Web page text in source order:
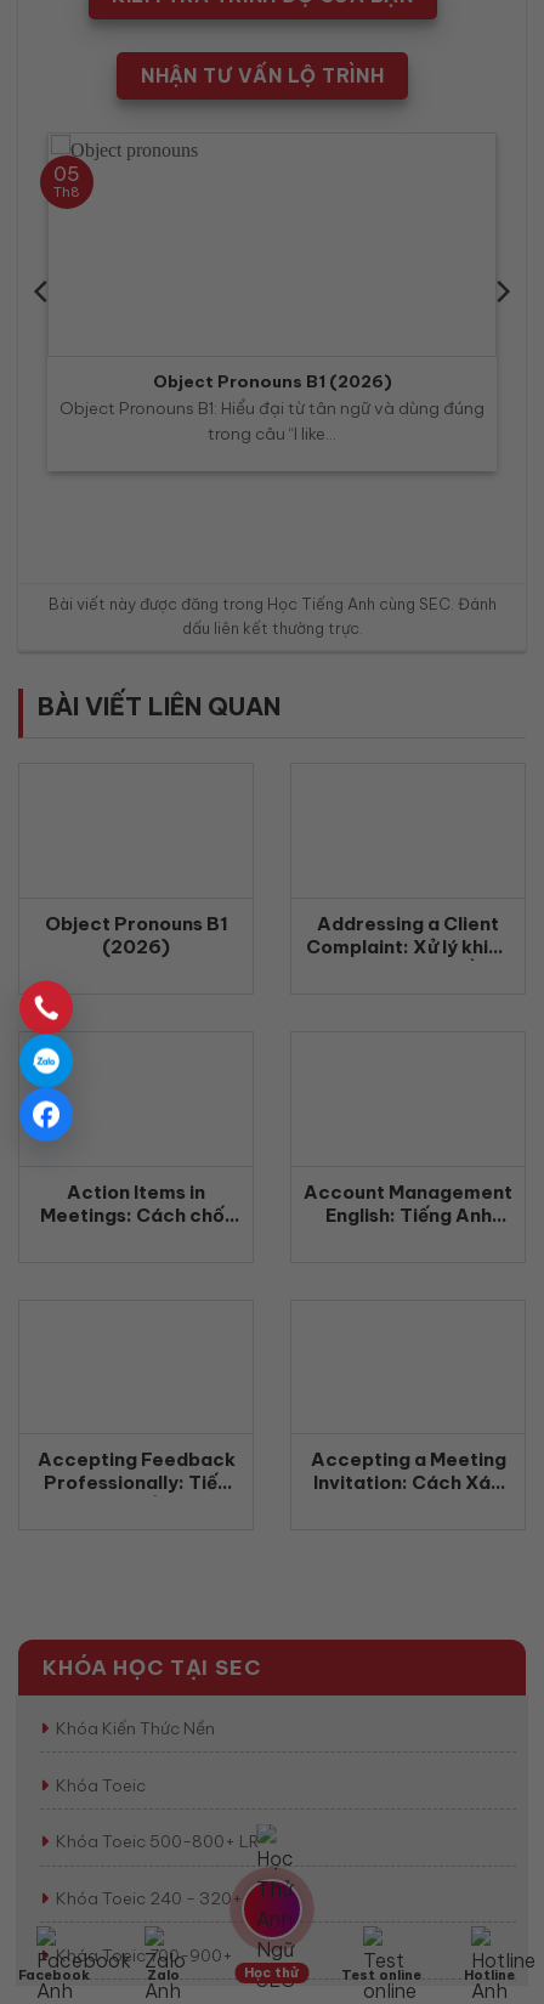
NHẬN TƯ VẤN LỘ TRÌNH
Object Pronouns B1 (2026)
Object Pronouns B1: Hiểu đại từ tân ngữ và dùng đúng
trong câu “I like...
05
Th8
Bài viết này được đăng trong Học Tiếng Anh cùng SEC. Đánh
dấu liên kết thường trực.
BÀI VIẾT LIÊN QUAN
Object Pronouns B1
(2026)
Addressing a Client
Complaint: Xử lý khiếu
Action Items in
Meetings: Cách chốt
Account Management
English: Tiếng Anh
Accepting Feedback
Professionally: Tiếp
Accepting a Meeting
Invitation: Cách Xác
KHÓA HỌC TẠI SEC
Khóa Kiến Thức Nền
Khóa Toeic
Khóa Toeic 500-800+ LR
Khóa Toeic 240 - 320+ SW
Khóa Toeic 700-900+
Facebook Zalo Học thử Test online Hotline